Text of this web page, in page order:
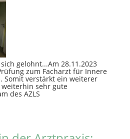
gelohnt...Am 28.11.2023
zum Facharzt für Innere
Somit verstärkt ein weiterer
weiterhin sehr gute
des AZLS